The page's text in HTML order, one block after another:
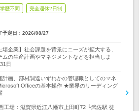
学歴不問 完全週休2日制
予定日： 2026/08/27
場企業】社会課題を背景にニーズが拡大する、
ムの生産計画やマネジメントなどを担当しま
日
計画、部材調達いずれかの管理職としてのマネ
Officeの基本操作 ★業界のリーディング
工場：滋賀県近江八幡市上田町72 └武佐駅 徒